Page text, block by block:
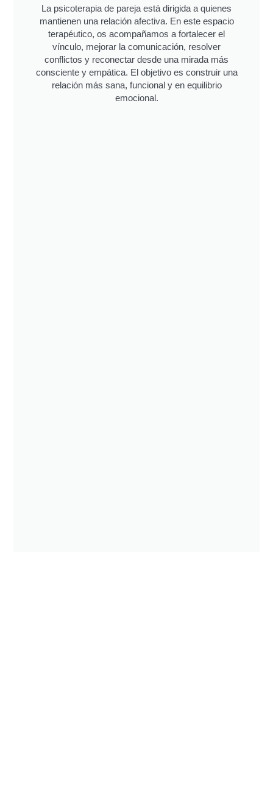
La psicoterapia de pareja está dirigida a quienes
mantienen una relación afectiva. En este espacio
terapéutico, os acompañamos a fortalecer el
vínculo, mejorar la comunicación, resolver
conflictos y reconectar desde una mirada más
consciente y empática. El objetivo es construir una
relación más sana, funcional y en equilibrio
emocional.